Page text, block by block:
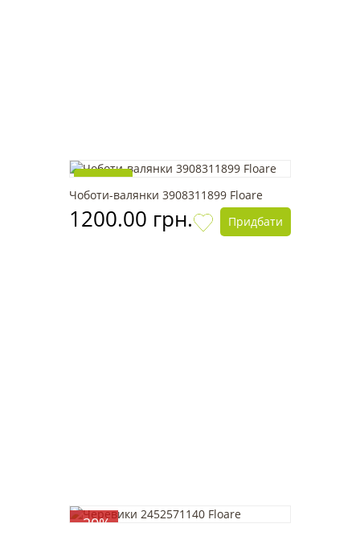
Новинка
Чоботи-валянки 3908311899 Floare
1200.00 грн. Придбати
-20%